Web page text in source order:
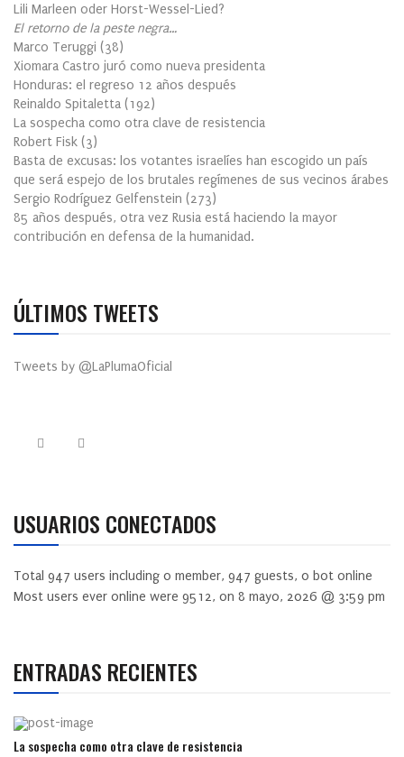
Lili Marleen oder Horst-Wessel-Lied?
El retorno de la peste negra…
Marco Teruggi (38)
Xiomara Castro juró como nueva presidenta
Honduras: el regreso 12 años después
Reinaldo Spitaletta (192)
La sospecha como otra clave de resistencia
Robert Fisk (3)
Basta de excusas: los votantes israelíes han escogido un país
que será espejo de los brutales regímenes de sus vecinos árabes
Sergio Rodríguez Gelfenstein (273)
85 años después, otra vez Rusia está haciendo la mayor
contribución en defensa de la humanidad.
ÚLTIMOS TWEETS
Tweets by @LaPlumaOficial
USUARIOS CONECTADOS
Total 947 users including 0 member, 947 guests, 0 bot online
Most users ever online were 9512, on 8 mayo, 2026 @ 3:59 pm
ENTRADAS RECIENTES
La sospecha como otra clave de resistencia